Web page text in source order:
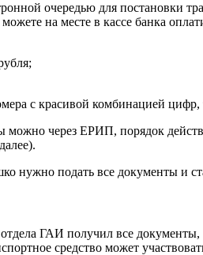
очередью для постановки
на месте в кассе банка
с красивой комбинацией
можно через ЕРИП, порядок
нужно подать все документы и
ГАИ получил все
средство может